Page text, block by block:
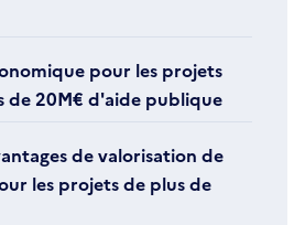
pour les projets
de 20M€ d'aide publique
de valorisation de
les projets de plus de